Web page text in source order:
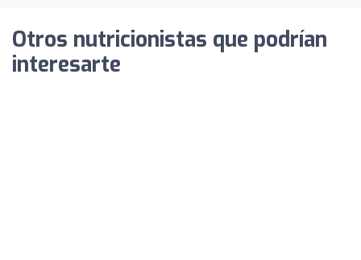
Otros nutricionistas que podrían
interesarte